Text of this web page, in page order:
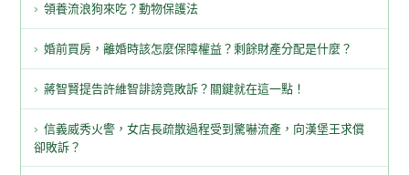
領養流浪狗來吃？動物保護法
婚前買房，離婚時該怎麼保障權益？剩餘財產分配是什麼？
蔣智賢提告許維智誹謗竟敗訴？關鍵就在這一點！
信義威秀火警，女店長疏散過程受到驚嚇流產，向漢堡王求償
卻敗訴？